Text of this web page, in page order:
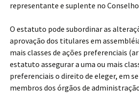
representante e suplente no
O estatuto pode subordinar as
aprovação dos titulares em
mais classes de ações preferenciais
estatuto assegurar a uma ou mais
preferenciais o direito de eleger, em
membros dos órgãos de